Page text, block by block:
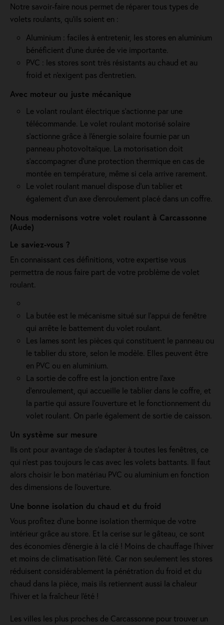
Notre savoir-faire nous permet de réparer tous types de
volets roulants, qu'ils soient en :
Aluminium : faciles à entretenir, les stores en aluminium
bénéficient d'une durée de vie importante.
PVC : les stores sont très résistants au chaud et au
froid et n'exigent pas d'entretien.
Avec moteur ou juste mécanique
Le volant roulant électrique s'actionne par une
télécommande. Le volet roulant motorisé solaire
s'actionne grâce à l'énergie solaire fournie par un
panneau photovoltaïque. La motorisation doit
s'accompagner d'une protection thermique en cas de
montée en température, même si cela arrive rarement.
Le volet roulant manuel dispose d'un tablier et
également d'un axe d'enroulement placé dans un coffre.
Nous modernisons votre volet roulant à Carcassonne
(Aude)
Le saviez-vous ?
En connaissant ces définitions, votre expertise vous
permettra de nous faire part de votre problème de volet
roulant.
La butée est le mécanisme situé sur l’appui de fenêtre
qui arrête le battement du volet roulant.
Les lames sont les pièces qui constituent le panneau ou
le tablier du store, selon le modèle. Elles peuvent être
en PVC ou en aluminium.
La sortie de coffre est la jonction entre l’axe
d’enroulement, qui accueille le tablier dans le coffre, et
la partie qui assure l’ouverture et le fonctionnement du
volet roulant. On parle également de sortie de caisson.
Un système sur mesure
Ils ont pour avantage de s’adapter à toutes les fenêtres, ce
qui n’est pas toujours le cas avec les volets battants. Il faut
alors choisir le bon matériau PVC ou aluminium en fonction
des dimensions de l'ouverture.
Une bonne isolation du chaud et du froid
Vous profitez d'une bonne isolation thermique de votre
intérieur grâce au store. Et la cerise sur le gâteau, ce sont
des économies d'énergie à la clé ! Moins de chauffage l'hiver
et moins de climatisation l'été. Car non seulement les stores
réduisent considérablement la pénétration du froid et du
chaud dans la pièce, mais ils retiennent aussi la chaleur
l'hiver et la fraîcheur l'été !
Les villes les plus proches de Carcassonne pour trouver un